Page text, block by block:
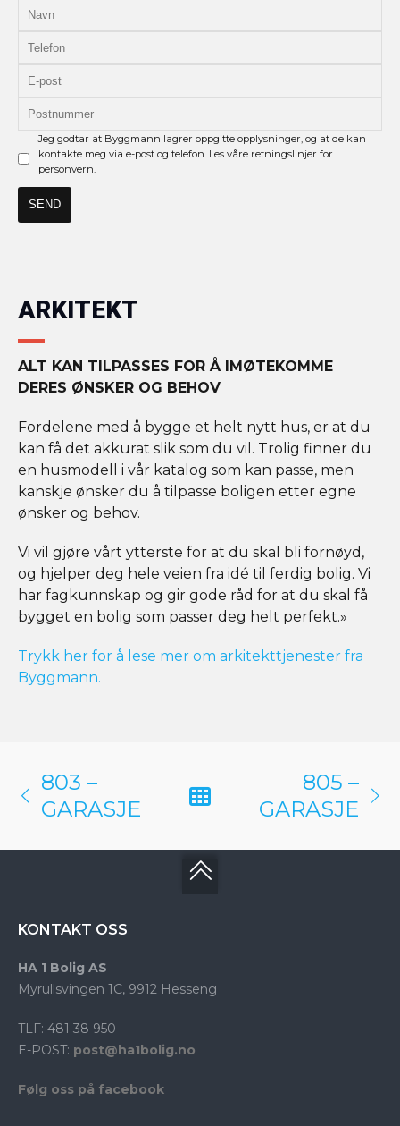
Jeg godtar at Byggmann lagrer oppgitte opplysninger, og at de kan
kontakte meg via e-post og telefon. Les våre retningslinjer for
personvern.
ARKITEKT
ALT KAN TILPASSES FOR Å IMØTEKOMME
DERES ØNSKER OG BEHOV
Fordelene med å bygge et helt nytt hus, er at du
kan få det akkurat slik som du vil. Trolig finner du
en husmodell i vår katalog som kan passe, men
kanskje ønsker du å tilpasse boligen etter egne
ønsker og behov.
Vi vil gjøre vårt ytterste for at du skal bli fornøyd,
og hjelper deg hele veien fra idé til ferdig bolig. Vi
har fagkunnskap og gir gode råd for at du skal få
bygget en bolig som passer deg helt perfekt.»
Trykk her for å lese mer om arkitekttjenester fra
Byggmann.
803 –
GARASJE
805 –
GARASJE
KONTAKT OSS
HA 1 Bolig AS
Myrullsvingen 1C, 9912 Hesseng
TLF: 481 38 950
E-POST: post@ha1bolig.no
Følg oss på facebook